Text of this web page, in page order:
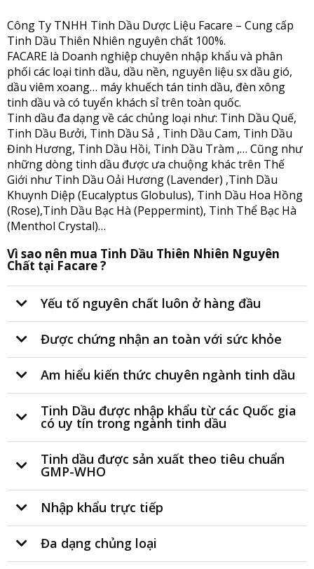
Công Ty TNHH Tinh Dầu Dược Liệu Facare – Cung cấp
Tinh Dầu Thiên Nhiên nguyên chất 100%.
FACARE là Doanh nghiệp chuyên nhập khẩu và phân
phối các loại tinh dầu, dầu nền, nguyên liệu sx dầu gió,
dầu viêm xoang… máy khuếch tán tinh dầu, đèn xông
tinh dầu và có tuyển khách sỉ trên toàn quốc.
Tinh dầu đa dạng về các chủng loại như: Tinh Dầu Quế,
Tinh Dầu Bưởi, Tinh Dầu Sả , Tinh Dầu Cam, Tinh Dầu
Đinh Hương, Tinh Dầu Hồi, Tinh Dầu Tràm ,… Cũng như
những dòng tinh dầu được ưa chuộng khác trên Thế
Giới như Tinh Dầu Oải Hương (Lavender) ,Tinh Dầu
Khuynh Diệp (Eucalyptus Globulus), Tinh Dầu Hoa Hồng
(Rose),Tinh Dầu Bạc Hà (Peppermint), Tinh Thể Bạc Hà
(Menthol Crystal)…
Vì sao nên mua Tinh Dầu Thiên Nhiên Nguyên
Chất tại Facare ?
Yếu tố nguyên chất luôn ở hàng đầu
Được chứng nhận an toàn với sức khỏe
Am hiểu kiến thức chuyên ngành tinh dầu
Tinh Dầu được nhập khẩu từ các Quốc gia
có uy tín trong ngành tinh dầu
Tinh dầu được sản xuất theo tiêu chuẩn
GMP-WHO
Nhập khẩu trực tiếp
Đa dạng chủng loại